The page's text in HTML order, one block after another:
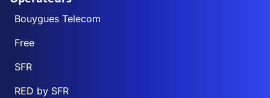
Bouygues Telecom
Free
SFR
RED by SFR